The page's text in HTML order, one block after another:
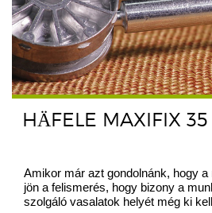
HÄFELE MAXIFIX
Amikor már azt gondolnánk, hogy
jön a felismerés, hogy bizony a
szolgáló vasalatok helyét még ki